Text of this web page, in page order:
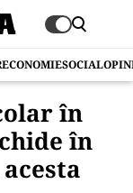
ECONOMIESOCIAL
în
în